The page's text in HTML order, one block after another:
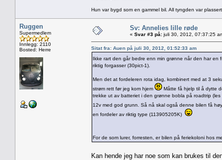
Hun var bygd som en gammel bil. All tyngden var
Ruggen
Supermedlem
Innlegg: 2110
Bosted: Herre
Sv: Annelies lille røde
« Svar #3 på: juli 30, 2012, 07:37:25
Sitat fra: Auen på juli 30, 2012, 01:52:33 am
Ikke rart den går bedre enn min grønne når den har
riktig forgasser (30pict-1).
Men det at fordeleren rota idag, kombinert med at 3
strøm rett før jeg kom hjem
Måtte få hjelp til å dytte
trekke ut av batteriet i den grønne bobla på roadtrip
12v med god grunn. Så nå skal også denne bilen få
en fordeler av riktig type (113905205K)
For de som lurer, forresten, er bilen på feriekoloni hos
Kan hende jeg har noe som kan brukes til